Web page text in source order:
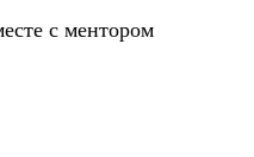
с ментором